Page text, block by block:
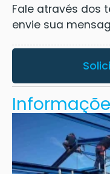
Fale através dos
envie sua